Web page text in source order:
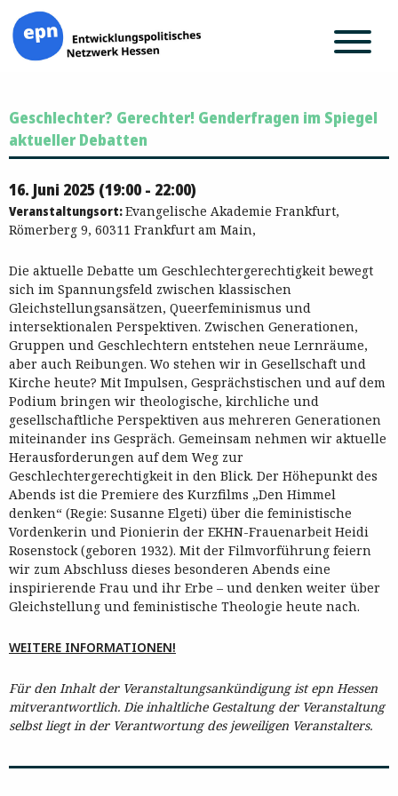
Inhalt
springen
Geschlechter? Gerechter! Genderfragen im Spiegel
aktueller Debatten
16. Juni 2025 (19:00 - 22:00)
Veranstaltungsort:Evangelische Akademie Frankfurt,
Römerberg 9, 60311 Frankfurt am Main,
Die aktuelle Debatte um Geschlechtergerechtigkeit bewegt
sich im Spannungsfeld zwischen klassischen
Gleichstellungsansätzen, Queerfeminismus und
intersektionalen Perspektiven. Zwischen Generationen,
Gruppen und Geschlechtern entstehen neue Lernräume,
aber auch Reibungen. Wo stehen wir in Gesellschaft und
Kirche heute? Mit Impulsen, Gesprächstischen und auf dem
Podium bringen wir theologische, kirchliche und
gesellschaftliche Perspektiven aus mehreren Generationen
miteinander ins Gespräch. Gemeinsam nehmen wir aktuelle
Herausforderungen auf dem Weg zur
Geschlechtergerechtigkeit in den Blick. Der Höhepunkt des
Abends ist die Premiere des Kurzfilms „Den Himmel
denken“ (Regie: Susanne Elgeti) über die feministische
Vordenkerin und Pionierin der EKHN-Frauenarbeit Heidi
Rosenstock (geboren 1932). Mit der Filmvorführung feiern
wir zum Abschluss dieses besonderen Abends eine
inspirierende Frau und ihr Erbe – und denken weiter über
Gleichstellung und feministische Theologie heute nach.
WEITERE INFORMATIONEN!
Für den Inhalt der Veranstaltungsankündigung ist epn Hessen
mitverantwortlich. Die inhaltliche Gestaltung der Veranstaltung
selbst liegt in der Verantwortung des jeweiligen Veranstalters.